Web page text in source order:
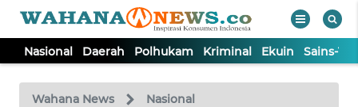
Nasional Daerah Polhukam Kriminal Ekuin Sains-
Wahana News Nasional
TV
Tutup